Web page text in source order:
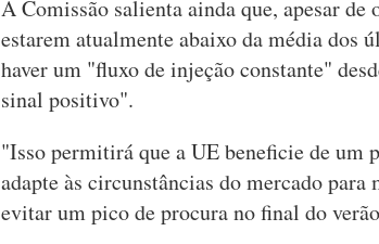
A Comissão salienta ainda que, apesar de
estarem atualmente abaixo da média dos
haver um "fluxo de injeção constante"
sinal positivo".
"Isso permitirá que a UE beneficie de um
adapte às circunstâncias do mercado para
evitar um pico de procura no final do